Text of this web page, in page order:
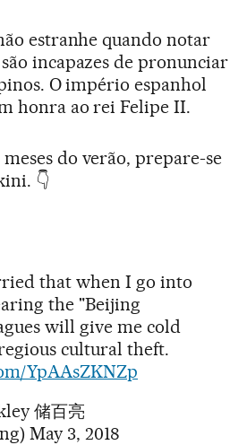
estranhe quando notar
incapazes de pronunciar
O império espanhol
honra ao rei Felipe II.
meses do verão, prepare-se
👇
that when I go into
the "Beijing
will give me cold
cultural theft.
YpAAsZKNZp
储百亮
May 3, 2018